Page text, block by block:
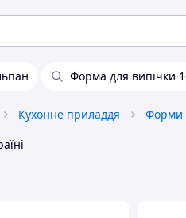
Форма для випічки
Кухонне приладдя Форми